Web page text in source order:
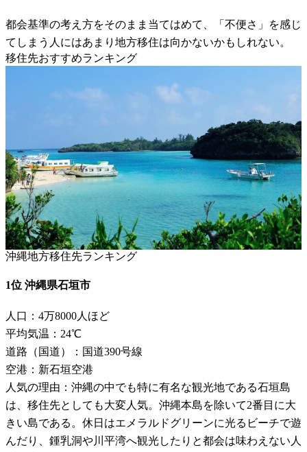
都会基準の考え方をそのまま当てはめて、「不便さ」を感じ
てしまう人にはあまり地方移住は向かないかもしれない。
移住先おすすめランキング
沖縄地方移住先ランキング
1位 沖縄県石垣市
人口：4万8000人ほど
平均気温：24℃
道路（国道）：国道390号線
空港：新石垣空港
人気の理由：沖縄の中でも特に有名な観光地である石垣島
は、移住先としても大変人気。沖縄本島を除いて2番目に大
きい島である。休日はエメラルドグリーンに光るビーチで遊
んだり、鍾乳洞や川平湾へ観光したりと都会は味わえない人